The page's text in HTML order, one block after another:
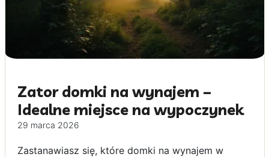
Zator domki na wynajem –
Idealne miejsce na wypoczynek
29 marca 2026
Zastanawiasz się, które domki na wynajem w